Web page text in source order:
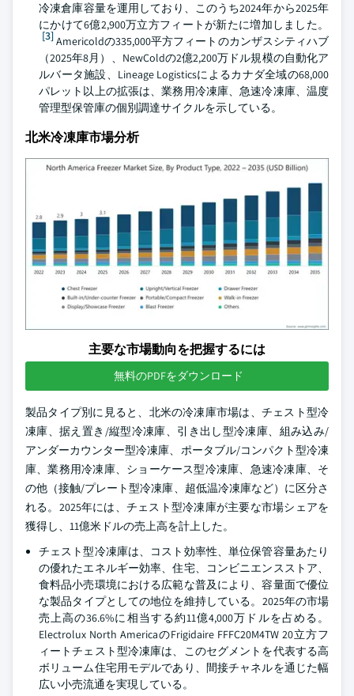
冷凍倉庫容量を運用しており、このうち2024年から2025年
にかけて6億2,900万立方フィートが新たに増加しました。
[3]Americoldの335,000平方フィートのカンザスシティハブ
（2025年8月）、NewColdの2億2,200万ドル規模の自動化ア
ルバータ施設、Lineage Logisticsによるカナダ全域の68,000
パレット以上の拡張は、業務用冷凍庫、急速冷凍庫、温度
管理型保管庫の個別調達サイクルを示している。
北米冷凍庫市場分析
主要な市場動向を把握するには
無料のPDFをダウンロード
製品タイプ別に見ると、北米の冷凍庫市場は、チェスト型冷
凍庫、据え置き/縦型冷凍庫、引き出し型冷凍庫、組み込み/
アンダーカウンター型冷凍庫、ポータブル/コンパクト型冷凍
庫、業務用冷凍庫、ショーケース型冷凍庫、急速冷凍庫、そ
の他（接触/プレート型冷凍庫、超低温冷凍庫など）に区分さ
れる。2025年には、チェスト型冷凍庫が主要な市場シェアを
獲得し、11億米ドルの売上高を計上した。
チェスト型冷凍庫は、コスト効率性、単位保管容量あたり
の優れたエネルギー効率、住宅、コンビニエンスストア、
食料品小売環境における広範な普及により、容量面で優位
な製品タイプとしての地位を維持している。2025年の市場
売上高の36.6%に相当する約11億4,000万ドルを占める。
Electrolux North AmericaのFrigidaire FFFC20M4TW 20立方フ
ィートチェスト型冷凍庫は、このセグメントを代表する高
ボリューム住宅用モデルであり、間接チャネルを通じた幅
広い小売流通を実現している。